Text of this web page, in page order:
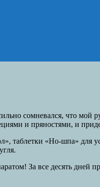
сомневался, что мой
и пряностями, и
таблетки «Но-шпа» для
За все десять